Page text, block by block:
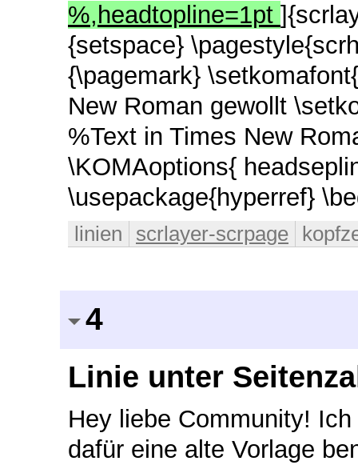
%,headtopline=1pt
{setspace}
{\pagemark}
New Roman gewollt
%Text in Times New
\KOMAoptions{
\usepackage{hyperref}
linien scrlayer-scrpage
4
Linie unter
Hey liebe Community!
dafür eine alte Vorlage